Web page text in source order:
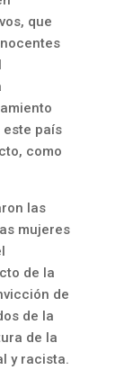
que
este país
como
las
mujeres
de la
de
de la
de la
y racista.